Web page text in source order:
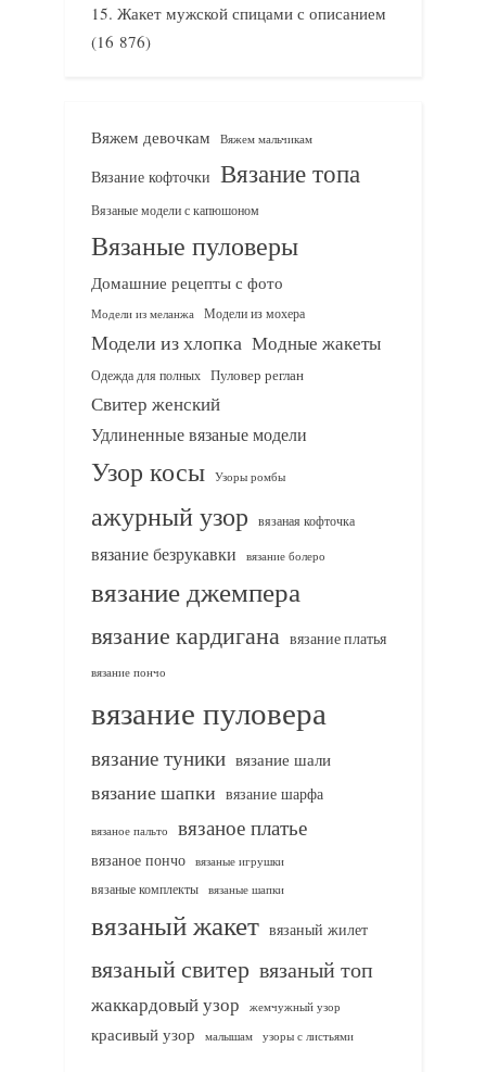
Жакет мужской спицами с описанием
(16 876)
Вяжем девочкам Вяжем мальчикам
Вязание кофточки Вязание топа
Вязаные модели с капюшоном
Вязаные пуловеры
Домашние рецепты с фото
Модели из меланжа Модели из мохера
Модели из хлопка Модные жакеты
Одежда для полных Пуловер реглан
Свитер женский
Удлиненные вязаные модели
Узор косы Узоры ромбы
ажурный узор вязаная кофточка
вязание безрукавки вязание болеро
вязание джемпера
вязание кардигана вязание платья
вязание пончо
вязание пуловера
вязание туники вязание шали
вязание шапки вязание шарфа
вязаное пальто вязаное платье
вязаное пончо вязаные игрушки
вязаные комплекты
вязаные шапки
вязаный жакет вязаный жилет
вязаный свитер вязаный топ
жаккардовый узор жемчужный узор
красивый узор малышам узоры с листьями